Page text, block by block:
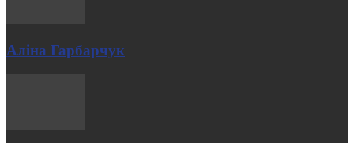
Аліна Гарбарчук